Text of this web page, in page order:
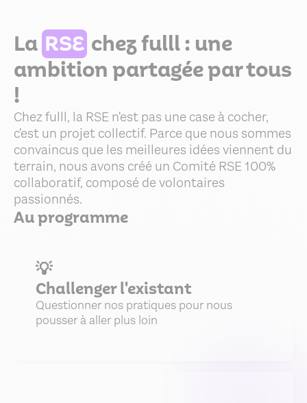
La RSE chez fulll : une
ambition partagée par tous
!
Chez fulll, la RSE n'est pas une case à cocher,
c'est un projet collectif. Parce que nous sommes
convaincus que les meilleures idées viennent du
terrain, nous avons créé un Comité RSE 100%
collaboratif, composé de volontaires
passionnés.
Au programme
💡
Challenger l'existant
Questionner nos pratiques pour nous
pousser à aller plus loin